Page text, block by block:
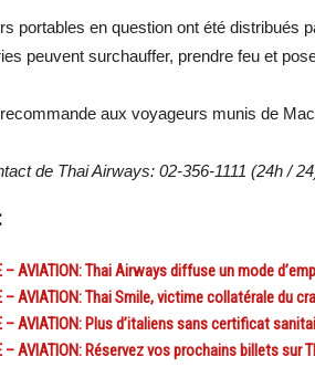
portables en question ont été distribués
peuvent surchauffer, prendre feu et
aux voyageurs munis de
de Thai Airways: 02-356-1111 (24h /
– AVIATION: Thai Airways diffuse un mode
– AVIATION: Thai Smile, victime collatérale du
– AVIATION: Plus d’italiens sans certificat
– AVIATION: Réservez vos prochains billets